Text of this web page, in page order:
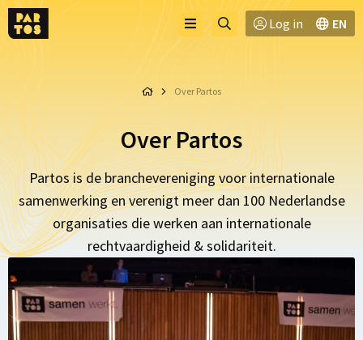
Toggle
Log in EN
Over Partos
Over Partos
Partos is de branchevereniging voor internationale
samenwerking en verenigt meer dan 100 Nederlandse
organisaties die werken aan internationale
rechtvaardigheid & solidariteit.